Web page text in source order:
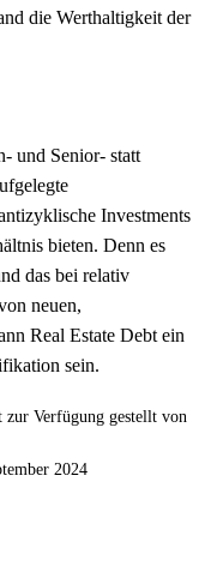
die Werthaltigkeit der
und Senior- statt
Investments
bieten. Denn es
das bei relativ
neuen,
Real Estate Debt ein
sein.
zur Verfügung gestellt von
2024